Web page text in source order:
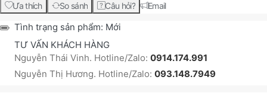
Ưa thích So sánh Câu hỏi? Email
Tình trạng sản phẩm: Mới
TƯ VẤN KHÁCH HÀNG
Nguyễn Thái Vinh. Hotline/Zalo: 0914.174.991
Nguyễn Thị Hương. Hotline/Zalo: 093.148.7949